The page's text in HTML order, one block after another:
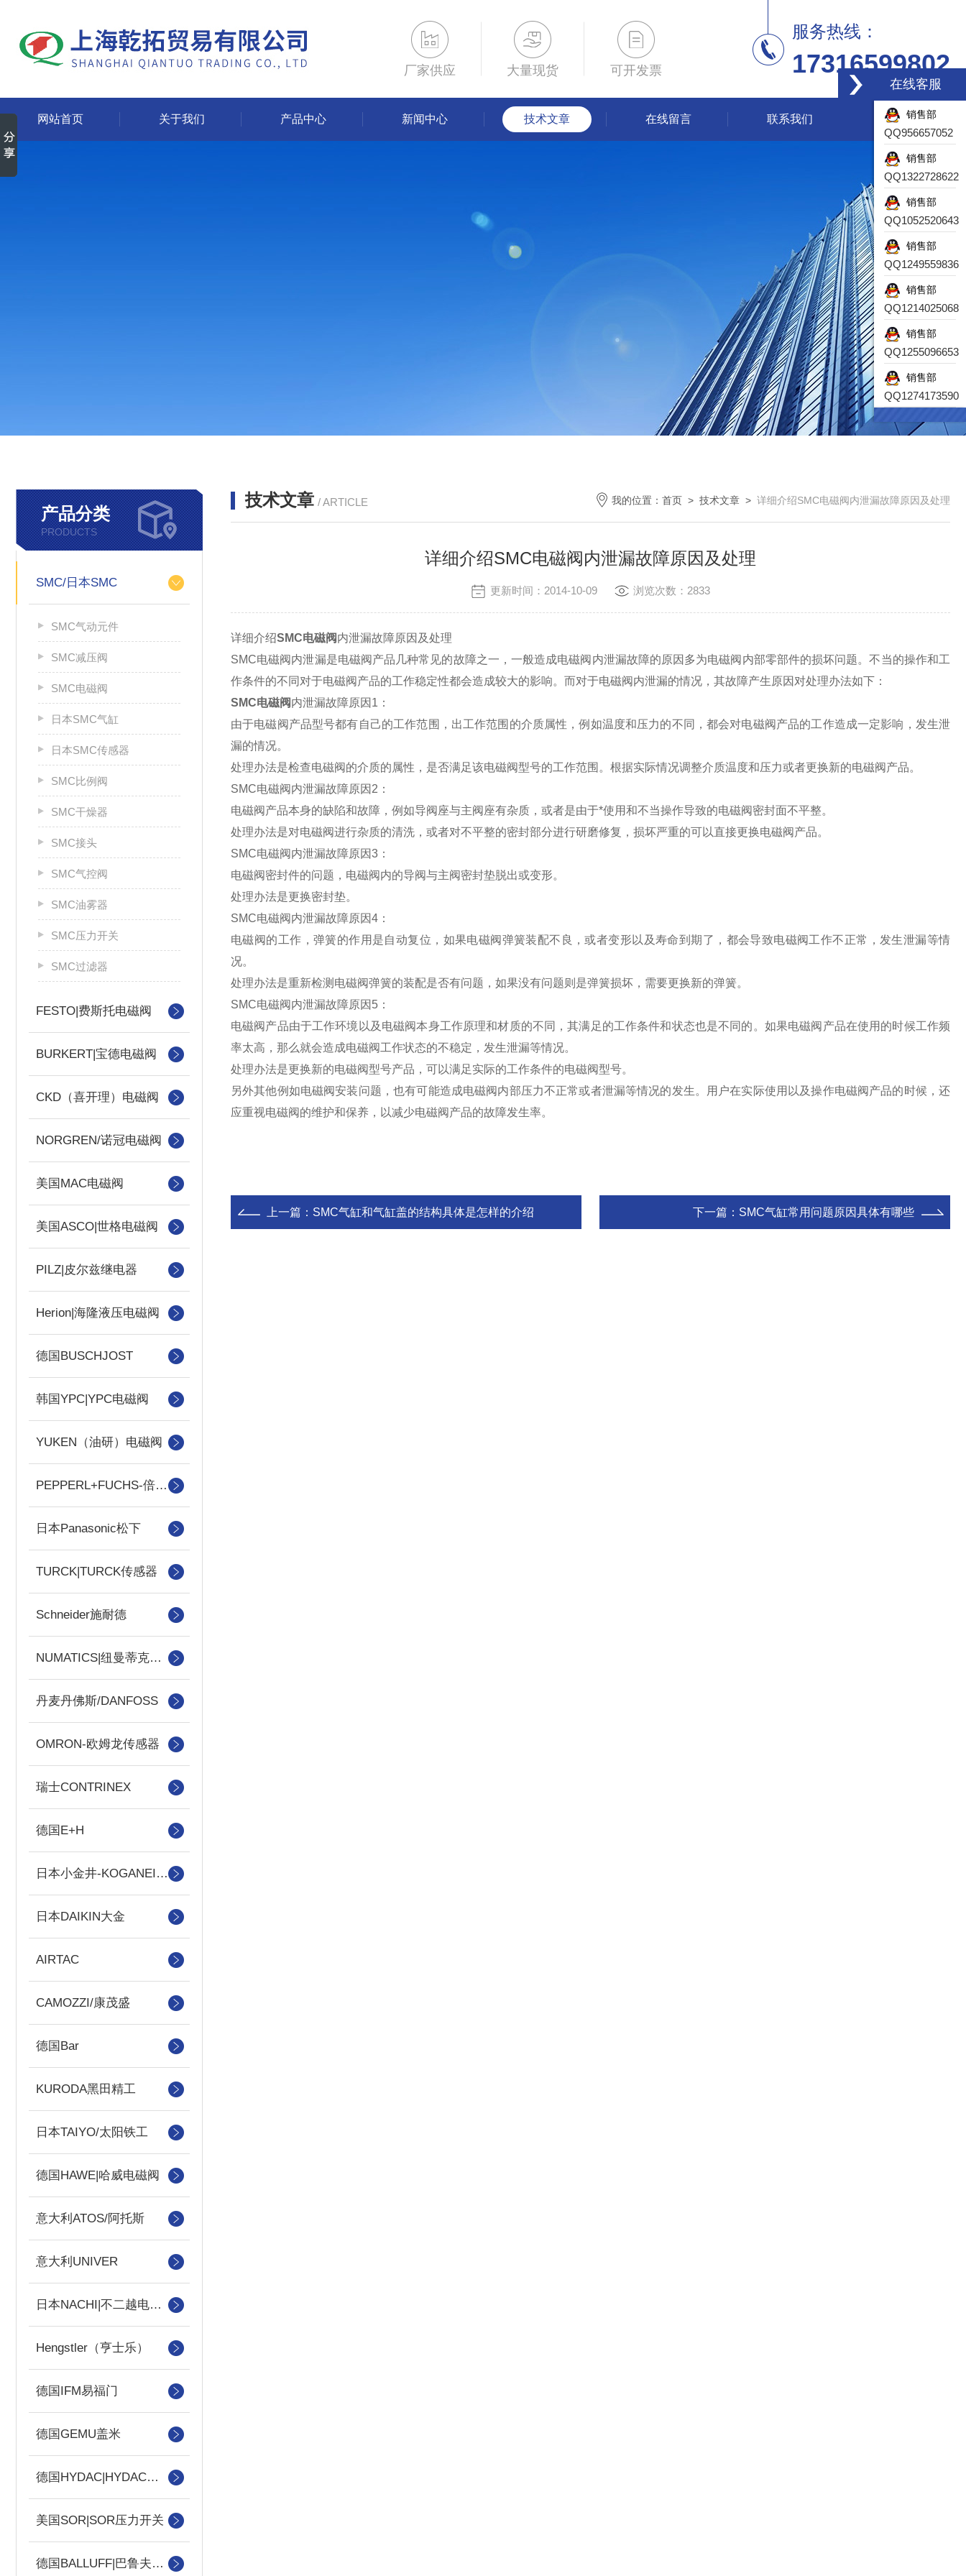
厂家供应 大量现货 可开发票
服务热线：
17316599802
网站首页 关于我们 产品中心 新闻中心 技术文章 在线留言 联系我们
产品分类
PRODUCTS
SMC/日本SMC
SMC气动元件
SMC减压阀
SMC电磁阀
日本SMC气缸
日本SMC传感器
SMC比例阀
SMC干燥器
SMC接头
SMC气控阀
SMC油雾器
SMC压力开关
SMC过滤器
FESTO|费斯托电磁阀
BURKERT|宝德电磁阀
CKD（喜开理）电磁阀
NORGREN/诺冠电磁阀
美国MAC电磁阀
美国ASCO|世格电磁阀
PILZ|皮尔兹继电器
Herion|海隆液压电磁阀
德国BUSCHJOST
韩国YPC|YPC电磁阀
YUKEN（油研）电磁阀
PEPPERL+FUCHS-倍加福
日本Panasonic松下
TURCK|TURCK传感器
Schneider施耐德
NUMATICS|纽曼蒂克电磁阀
丹麦丹佛斯/DANFOSS
OMRON-欧姆龙传感器
瑞士CONTRINEX
德国E+H
日本小金井-KOGANEI气缸
日本DAIKIN大金
AIRTAC
CAMOZZI/康茂盛
德国Bar
KURODA黑田精工
日本TAIYO/太阳铁工
德国HAWE|哈威电磁阀
意大利ATOS/阿托斯
意大利UNIVER
日本NACHI|不二越电磁阀
Hengstler（亨士乐）
德国IFM易福门
德国GEMU盖米
德国HYDAC|HYDAC传感器
美国SOR|SOR压力开关
德国BALLUFF|巴鲁夫传感器
技术文章 / ARTICLE 我的位置： 首页 > 技术文章 > 详细介绍SMC电磁阀内泄漏故障原因及处理
详细介绍SMC电磁阀内泄漏故障原因及处理
更新时间：2014-10-09 浏览次数：2833
详细介绍SMC电磁阀内泄漏故障原因及处理
SMC电磁阀内泄漏是电磁阀产品几种常见的故障之一，一般造成电磁阀内泄漏故障的原因多为电磁阀内部零部件的损坏问题。不当的操作和工
作条件的不同对于电磁阀产品的工作稳定性都会造成较大的影响。而对于电磁阀内泄漏的情况，其故障产生原因对处理办法如下：
SMC电磁阀内泄漏故障原因1：
由于电磁阀产品型号都有自己的工作范围，出工作范围的介质属性，例如温度和压力的不同，都会对电磁阀产品的工作造成一定影响，发生泄
漏的情况。
处理办法是检查电磁阀的介质的属性，是否满足该电磁阀型号的工作范围。根据实际情况调整介质温度和压力或者更换新的电磁阀产品。
SMC电磁阀内泄漏故障原因2：
电磁阀产品本身的缺陷和故障，例如导阀座与主阀座有杂质，或者是由于*使用和不当操作导致的电磁阀密封面不平整。
处理办法是对电磁阀进行杂质的清洗，或者对不平整的密封部分进行研磨修复，损坏严重的可以直接更换电磁阀产品。
SMC电磁阀内泄漏故障原因3：
电磁阀密封件的问题，电磁阀内的导阀与主阀密封垫脱出或变形。
处理办法是更换密封垫。
SMC电磁阀内泄漏故障原因4：
电磁阀的工作，弹簧的作用是自动复位，如果电磁阀弹簧装配不良，或者变形以及寿命到期了，都会导致电磁阀工作不正常，发生泄漏等情
况。
处理办法是重新检测电磁阀弹簧的装配是否有问题，如果没有问题则是弹簧损坏，需要更换新的弹簧。
SMC电磁阀内泄漏故障原因5：
电磁阀产品由于工作环境以及电磁阀本身工作原理和材质的不同，其满足的工作条件和状态也是不同的。如果电磁阀产品在使用的时候工作频
率太高，那么就会造成电磁阀工作状态的不稳定，发生泄漏等情况。
处理办法是更换新的电磁阀型号产品，可以满足实际的工作条件的电磁阀型号。
另外其他例如电磁阀安装问题，也有可能造成电磁阀内部压力不正常或者泄漏等情况的发生。用户在实际使用以及操作电磁阀产品的时候，还
应重视电磁阀的维护和保养，以减少电磁阀产品的故障发生率。
上一篇： SMC气缸和气缸盖的结构具体是怎样的介绍 下一篇： SMC气缸常用问题原因具体有哪些
在线客服
销售部
QQ956657052
销售部
QQ1322728622
销售部
QQ1052520643
销售部
QQ1249559836
销售部
QQ1214025068
销售部
QQ1255096653
销售部
QQ1274173590